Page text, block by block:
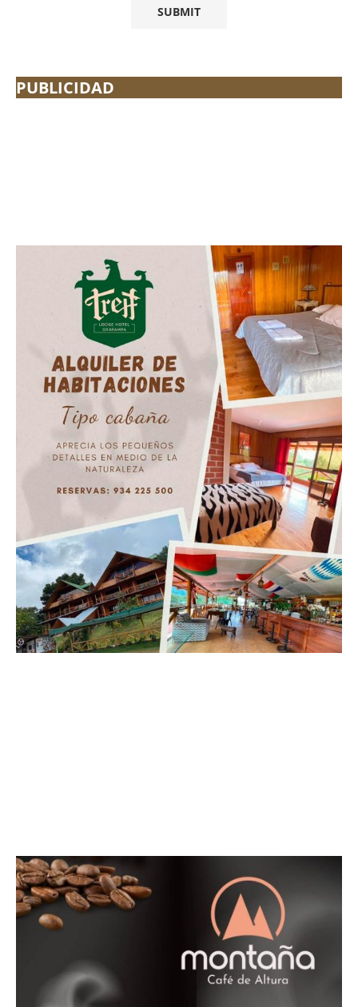
PUBLICIDAD